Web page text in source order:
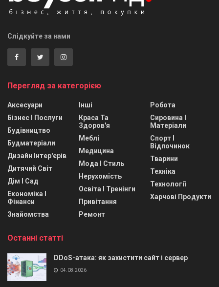
Слідкуйте за нами
Перегляд за категорією
Аксесуари
Бізнес І Послуги
Будівництво
Будматеріали
Дизайн Інтер'єрів
Дитячий Світ
Дім І Сад
Економіка І
Фінанси
Знайомства
Інші
Краса Та
Здоров'я
Меблі
Медицина
Мода І Стиль
Нерухомість
Освіта І Тренінги
Привітання
Ремонт
Робота
Сировина І
Матеріали
Спорт І
Відпочинок
Тварини
Техніка
Технології
Харчові Продукти
Останні статті
DDoS-атака: як захистити сайт і сервер
04.08.2026